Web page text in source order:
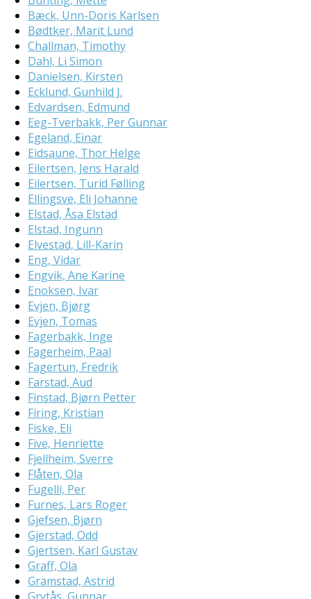
Bæck, Unn-Doris Karlsen
Bødtker, Marit Lund
Challman, Timothy
Dahl, Li Simon
Danielsen, Kirsten
Ecklund, Gunhild J.
Edvardsen, Edmund
Eeg-Tverbakk, Per Gunnar
Egeland, Einar
Eidsaune, Thor Helge
Eilertsen, Jens Harald
Eilertsen, Turid Følling
Ellingsve, Eli Johanne
Elstad, Åsa Elstad
Elstad, Ingunn
Elvestad, Lill-Karin
Eng, Vidar
Engvik, Ane Karine
Enoksen, Ivar
Evjen, Bjørg
Evjen, Tomas
Fagerbakk, Inge
Fagerheim, Paal
Fagertun, Fredrik
Farstad, Aud
Finstad, Bjørn Petter
Firing, Kristian
Fiske, Eli
Five, Henriette
Fjellheim, Sverre
Flåten, Ola
Fugelli, Per
Furnes, Lars Roger
Gjefsen, Bjørn
Gjerstad, Odd
Gjertsen, Karl Gustav
Graff, Ola
Gramstad, Astrid